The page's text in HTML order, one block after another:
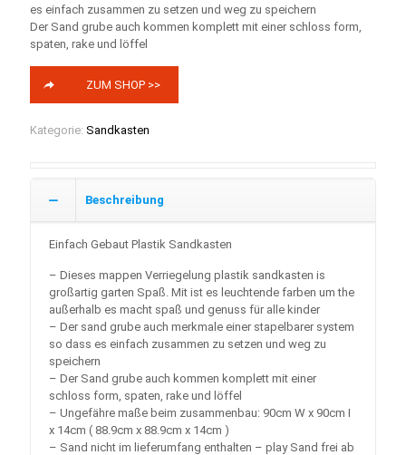
es einfach zusammen zu setzen und weg zu speichern
Der Sand grube auch kommen komplett mit einer schloss form,
spaten, rake und löffel
ZUM SHOP >>
Kategorie: Sandkasten
Beschreibung
Einfach Gebaut Plastik Sandkasten
– Dieses mappen Verriegelung plastik sandkasten is
großartig garten Spaß. Mit ist es leuchtende farben um the
außerhalb es macht spaß und genuss für alle kinder
– Der sand grube auch merkmale einer stapelbarer system
so dass es einfach zusammen zu setzen und weg zu
speichern
– Der Sand grube auch kommen komplett mit einer
schloss form, spaten, rake und löffel
– Ungefähre maße beim zusammenbau: 90cm W x 90cm I
x 14cm ( 88.9cm x 88.9cm x 14cm )
– Sand nicht im lieferumfang enthalten – play Sand frei ab